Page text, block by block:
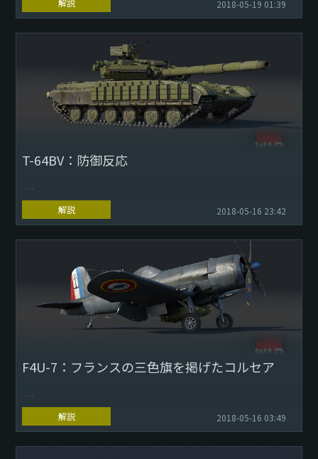
解説 2018-05-19 01:39
T-64BV：防御反応
Download Wallpaper: 1280x1024 1920x1080
2560x1440
『War Thunder』のアップデート...
解説 2018-05-16 23:42
F4U-7：フランスの三色旗を掲げたコルセア
Download Wallpaper: 1280x1024 1920x1080
2560x1440
解説 2018-05-16 03:49